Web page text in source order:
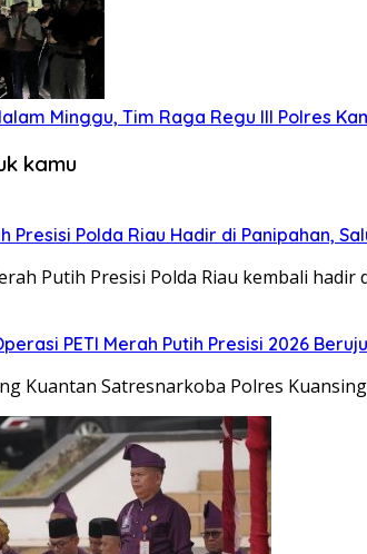
Minggu, Tim Raga Regu III Polres
kamu
Presisi Polda Riau Hadir di Panipahan,
Putih Presisi Polda Riau kembali
PETI Merah Putih Presisi 2026
Kuantan Satresnarkoba Polres